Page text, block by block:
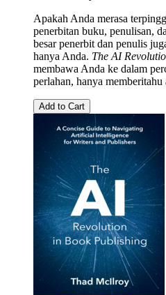
Apakah Anda merasa
penerbitan buku, penulisan,
besar penerbit dan penulis
hanya Anda. The AI
membawa Anda ke dalam
perlahan, hanya
Add to Cart